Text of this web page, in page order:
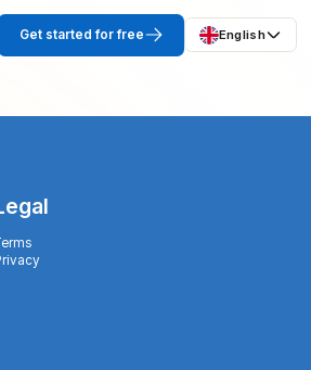
Get started for free English